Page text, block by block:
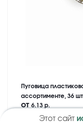
Этот сайт
Пуговица
ассортименте, 36 шт
от 6.13 р.